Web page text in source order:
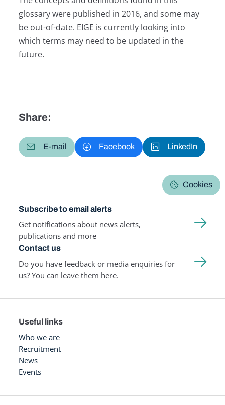
glossary were published in 2016, and some may
be out-of-date. EIGE is currently looking into
which terms may need to be updated in the
future.
Share:
E-mail Facebook LinkedIn
Cookies
Subscribe to email alerts
Get notifications about news alerts,
publications and more
Contact us
Do you have feedback or media enquiries for
us? You can leave them here.
Useful links
Who we are
Recruitment
News
Events